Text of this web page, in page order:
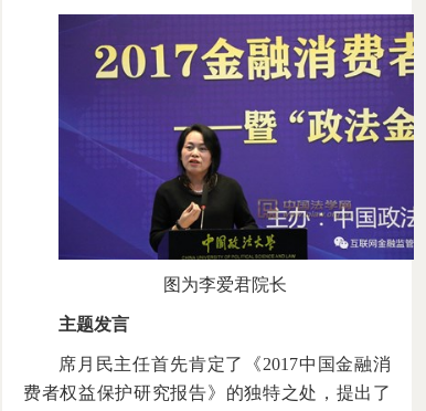
图为李爱君院长
主题发言
席月民主任首先肯定了《2017中国金融消
费者权益保护研究报告》的独特之处，提出了